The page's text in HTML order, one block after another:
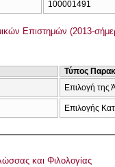
100001491
Επιστημών (2013-
Τύπος
Επιλογή της
Επιλογής
και Φιλολογίας